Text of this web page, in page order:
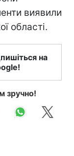
виявили
області.
на
зручно!